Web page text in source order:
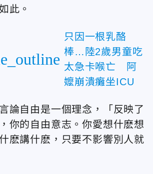
此。
只因一根乳酪
棒…陸2歲男童吃
太急卡喉亡 阿
嬤崩潰癱坐ICU
論自由是一個理念，「反映了
你的自由意志。你愛想什麽想
麽講什麽，只要不影響別人就